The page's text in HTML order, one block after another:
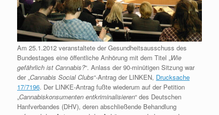
Am 25.1.2012 veranstaltete der Gesundheitsausschuss des
Bundestages eine öffentliche Anhörung mit dem Titel „Wie
gefährlich ist Cannabis?“. Anlass der 90-minütigen Sitzung war
der „Cannabis Social Clubs“-Antrag der LINKEN, Drucksache
17/7196. Der LINKE-Antrag fußte wiederum auf der Petition
„Cannabiskonsumenten entkriminalisieren“ des Deutschen
Hanfverbandes (DHV), deren abschließende Behandlung